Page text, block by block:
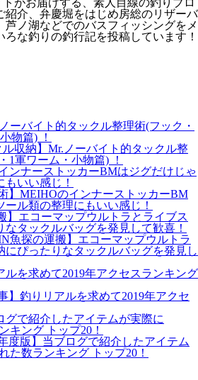
紹介、弁慶堀をはじめ房総のリザーバ
芦ノ湖などでのバスフィッシングをメ
な釣りの釣行記を投稿しています！
ル収納】Mr.ノーバイト的タックル整
1軍ワーム・小物篇) ！
】MEIHOのインナーストッカーBM
ル類の整理にもいい感じ！
魚探の運搬】エコーマップウルトラ
にぴったりなタックルバッグを発見し
】釣りリアルを求めて2019年アクセ
年度版】当ブログで紹介したアイテム
た数ランキング トップ20！